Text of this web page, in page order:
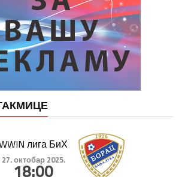
лига БиХ
27. октобар 2025.
18:00